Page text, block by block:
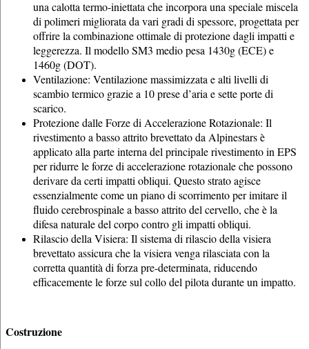
una calotta termo-iniettata che incorpora una speciale miscela
di polimeri migliorata da vari gradi di spessore, progettata per
offrire la combinazione ottimale di protezione dagli impatti e
leggerezza. Il modello SM3 medio pesa 1430g (ECE) e
1460g (DOT).
Ventilazione: Ventilazione massimizzata e alti livelli di
scambio termico grazie a 10 prese d’aria e sette porte di
scarico.
Protezione dalle Forze di Accelerazione Rotazionale: Il
rivestimento a basso attrito brevettato da Alpinestars è
applicato alla parte interna del principale rivestimento in EPS
per ridurre le forze di accelerazione rotazionale che possono
derivare da certi impatti obliqui. Questo strato agisce
essenzialmente come un piano di scorrimento per imitare il
fluido cerebrospinale a basso attrito del cervello, che è la
difesa naturale del corpo contro gli impatti obliqui.
Rilascio della Visiera: Il sistema di rilascio della visiera
brevettato assicura che la visiera venga rilasciata con la
corretta quantità di forza pre-determinata, riducendo
efficacemente le forze sul collo del pilota durante un impatto.
Costruzione